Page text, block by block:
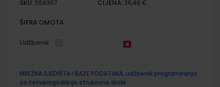
SKU: 556367 CIJENA: 36,48 €
ŠIFRA OMOTA:
Udžbenik
MREŽNA SJEDIŠTA I BAZE PODATAKA; udžbenik programiranja
za četverogodišnje strukovne škole